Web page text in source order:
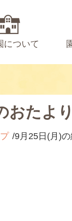
について
おたより
9月25日(月)